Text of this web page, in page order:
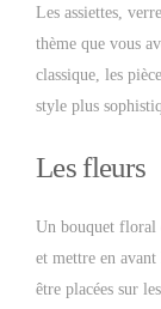
Les assiettes,
thème que vous
classique, les
style plus
Les fleurs
Un bouquet floral
et mettre en
être placées sur